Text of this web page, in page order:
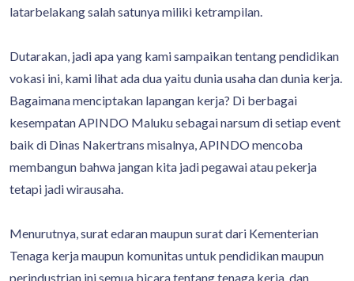
latarbelakang salah satunya miliki ketrampilan.
Dutarakan, jadi apa yang kami sampaikan tentang pendidikan
vokasi ini, kami lihat ada dua yaitu dunia usaha dan dunia kerja.
Bagaimana menciptakan lapangan kerja? Di berbagai
kesempatan APINDO Maluku sebagai narsum di setiap event
baik di Dinas Nakertrans misalnya, APINDO mencoba
membangun bahwa jangan kita jadi pegawai atau pekerja
tetapi jadi wirausaha.
Menurutnya, surat edaran maupun surat dari Kementerian
Tenaga kerja maupun komunitas untuk pendidikan maupun
perindustrian ini semua bicara tentang tenaga kerja, dan